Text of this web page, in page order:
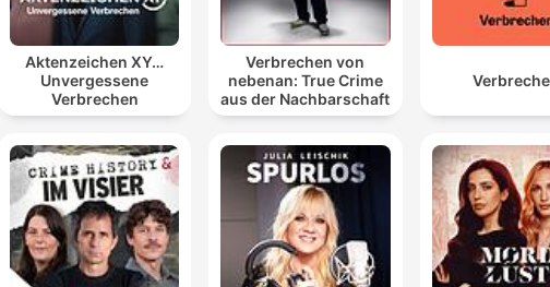
Aktenzeichen XY…
Unvergessene
Verbrechen
Verbrechen von
nebenan: True Crime
aus der Nachbarschaft